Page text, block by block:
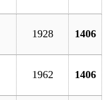
1928 1406
1962 1406